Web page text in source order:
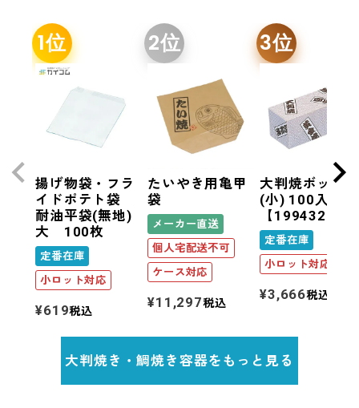
揚げ物袋・フラ
イドポテト袋
耐油平袋(無地)
大 100枚
定番在庫
小ロット対応
¥619税込
たいやき用亀甲
袋
メーカー直送
個人宅配送不可
ケース対応
¥11,297税込
大判焼ボックス
(小) 100入
【199432B】
定番在庫
小ロット対応
¥3,666税込
大判焼き・鯛焼き容器をもっと見る